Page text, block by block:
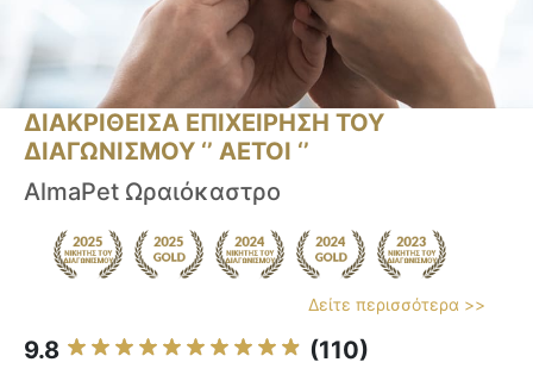
ΔΙΑΚΡΙΘΕΙΣΑ ΕΠΙΧΕΙΡΗΣΗ ΤΟΥ
ΔΙΑΓΩΝΙΣΜΟΥ ‘’ ΑΕΤΟΙ ‘’
AlmaPet Ωραιόκαστρο
Δείτε περισσότερα >>
9.8 (110)